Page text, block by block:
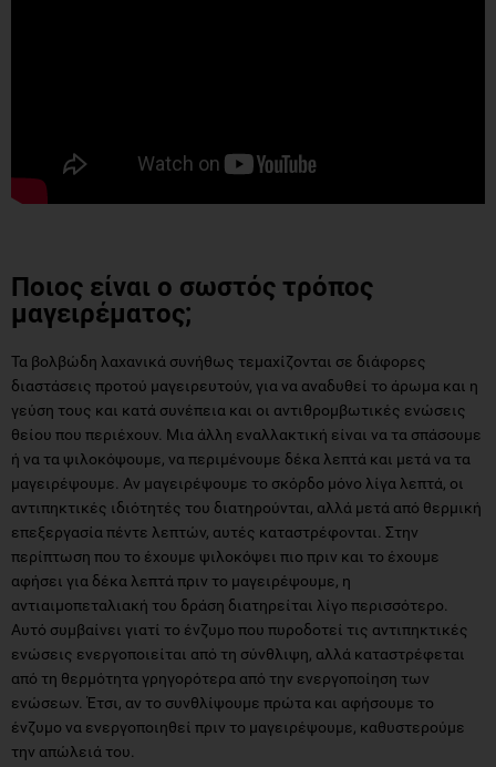
Ποιος είναι ο σωστός τρόπος
μαγειρέματος;
Τα βολβώδη λαχανικά συνήθως τεμαχίζονται σε διάφορες
διαστάσεις προτού μαγειρευτούν, για να αναδυθεί το άρωμα και η
γεύση τους και κατά συνέπεια και οι αντιθρομβωτικές ενώσεις
θείου που περιέχουν. Μια άλλη εναλλακτική είναι να τα σπάσουμε
ή να τα ψιλοκόψουμε, να περιμένουμε δέκα λεπτά και μετά να τα
μαγειρέψουμε. Αν μαγειρέψουμε το σκόρδο μόνο λίγα λεπτά, οι
αντιπηκτικές ιδιότητές του διατηρούνται, αλλά μετά από θερμική
επεξεργασία πέντε λεπτών, αυτές καταστρέφονται. Στην
περίπτωση που το έχουμε ψιλοκόψει πιο πριν και το έχουμε
αφήσει για δέκα λεπτά πριν το μαγειρέψουμε, η
αντιαιμοπεταλιακή του δράση διατηρείται λίγο περισσότερο.
Αυτό συμβαίνει γιατί το ένζυμο που πυροδοτεί τις αντιπηκτικές
ενώσεις ενεργοποιείται από τη σύνθλιψη, αλλά καταστρέφεται
από τη θερμότητα γρηγορότερα από την ενεργοποίηση των
ενώσεων. Έτσι, αν το συνθλίψουμε πρώτα και αφήσουμε το
ένζυμο να ενεργοποιηθεί πριν το μαγειρέψουμε, καθυστερούμε
την απώλειά του.